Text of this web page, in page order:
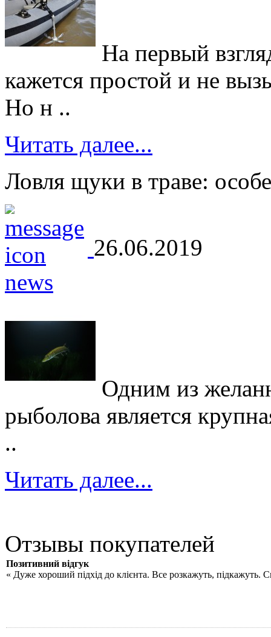
На первый
кажется простой и не
Но н ..
Читать далее...
Ловля щуки в траве:
26.06.2019
Одним из
рыболова является
..
Читать далее...
Отзывы покупателей
Позитивний відгук
« Дуже хороший підхід до клієнта. Все розкажуть, підкажуть.